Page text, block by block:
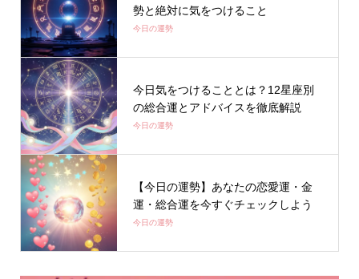
勢と絶対に気をつけること
今日の運勢
今日気をつけることとは？12星座別
の総合運とアドバイスを徹底解説
今日の運勢
【今日の運勢】あなたの恋愛運・金
運・総合運を今すぐチェックしよう
今日の運勢